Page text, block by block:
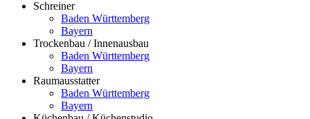
Schreiner
Baden Württemberg
Bayern
Trockenbau / Innenausbau
Baden Württemberg
Bayern
Raumausstatter
Baden Württemberg
Bayern